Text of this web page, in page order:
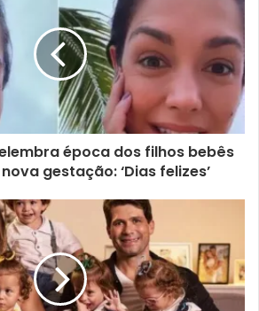
época dos filhos bebês
gestação: ‘Dias felizes’